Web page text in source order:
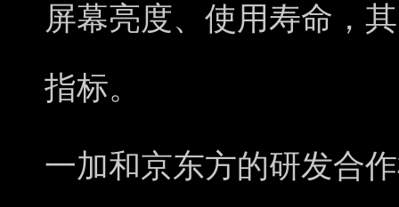
屏幕亮度、使用寿命，
指标。
一加和京东方的研发合